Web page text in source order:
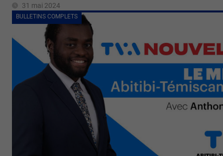
31 mai 2024
BULLETINS COMPLETS